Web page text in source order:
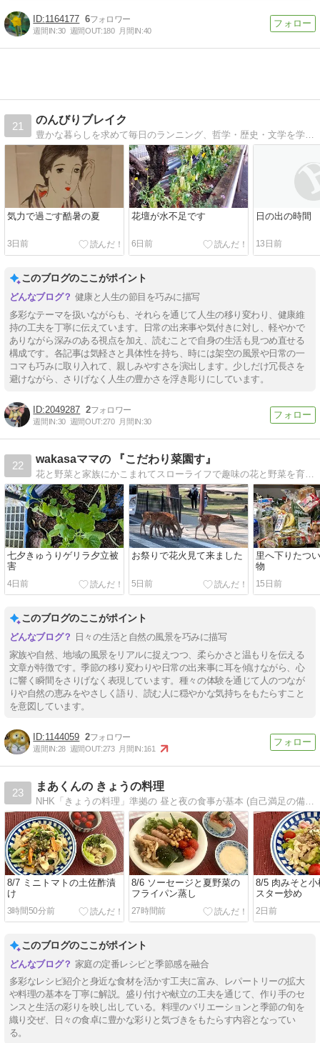
1164177 6
週間IN:30 週間OUT:180 月間IN:40
21
のんびりブレイク
豊かな暮らしを求めて毎日のランニング、哲学・歴史・文学を学びながら、車での旅行などを楽しんでいます。
気力で過ごす酷暑の夏
3日前
花壇が水不足です
6日前
日の出の時間
13日前
このブログのここがポイント
健康と人生の節目を巧みに描写
多彩なテーマを扱いながらも、それらを通じて人生の移り変わり、健康維
持の工夫を丁寧に伝えています。日常の出来事や気付きに対し、軽やかで
ありながら深みのある視点を加え、読むことで自身の生活も見つめ直せる
構成です。各記事は気軽さと具体性を持ち、時には架空の風景や日常の一
コマも巧みに取り入れて、親しみやすさを演出します。少しだけ冗長さを
避けながら、さりげなく人生の豊かさを浮き彫りにしています。
2049287 2
週間IN:30 週間OUT:270 月間IN:30
22
wakasaママの 『こだわり菜園す』
花と野菜と家族にかこまれてスローライフで趣味の花と野菜を育てています。
七夕きゅうりゲリラ夕立被
害
4日前
お祭りで花火見て来ました
5日前
里へ下りたつ
物
15日前
このブログのここがポイント
日々の生活と自然の風景を巧みに描写
家族や自然、地域の風景をリアルに捉えつつ、柔らかさと温もりを伝える
文章が特徴です。季節の移り変わりや日常の出来事に耳を傾けながら、心
に響く瞬間をさりげなく表現しています。種々の体験を通じて人のつなが
りや自然の恵みをやさしく語り、読む人に穏やかな気持ちをもたらすこと
を意図しています。
1144059 2
週間IN:28 週間OUT:273 月間IN:161
23
まあくんの きょうの料理
NHK「きょうの料理」準拠の 昼と夜の食事が基本 (自己満足の備忘録です)
8/7 ミニトマトの土佐酢漬
け
3時間50分前
8/6 ソーセージと夏野菜の
フライパン蒸し
27時間前
8/5 肉みそと
スター炒め
2日前
このブログのここがポイント
家庭の定番レシピと季節感を融合
多彩なレシピ紹介と身近な食材を活かす工夫に富み、レパートリーの拡大
や料理の基本を丁寧に解説。盛り付けや献立の工夫を通じて、作り手のセ
ンスと生活の彩りを映し出している。料理のバリエーションと季節の旬を
織り交ぜ、日々の食卓に豊かな彩りと気づきをもたらす内容となってい
る。